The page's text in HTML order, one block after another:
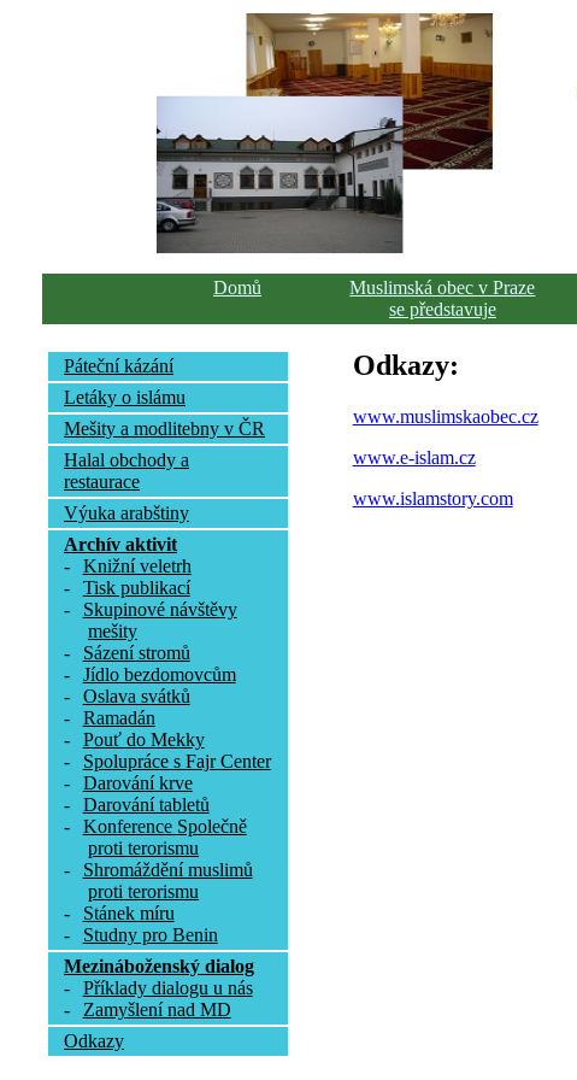
Domů
Muslimská obec v Praze
se představuje
Páteční kázání
Letáky o islámu
Mešity a modlitebny v ČR
Halal obchody a
restaurace
Výuka arabštiny
Archív aktivit
-
Knižní veletrh
-
Tisk publikací
-
Skupinové návštěvy
mešity
-
Sázení stromů
-
Jídlo bezdomovcům
-
Oslava svátků
-
Ramadán
-
Pouť do Mekky
-
Spolupráce s Fajr Center
-
Darování krve
-
Darování tabletů
-
Konference Společně
proti terorismu
-
Shromáždění muslimů
proti terorismu
-
Stánek míru
-
Studny pro Benin
Mezináboženský dialog
-
Příklady dialogu u nás
-
Zamyšlení nad MD
Odkazy
Odkazy:
www.muslimskaobec.cz
www.e-islam.cz
www.islamstory.com